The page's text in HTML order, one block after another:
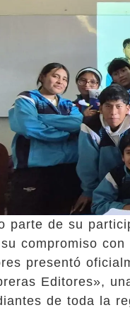
parte de su
compromiso
presentó
Editores»,
de toda la